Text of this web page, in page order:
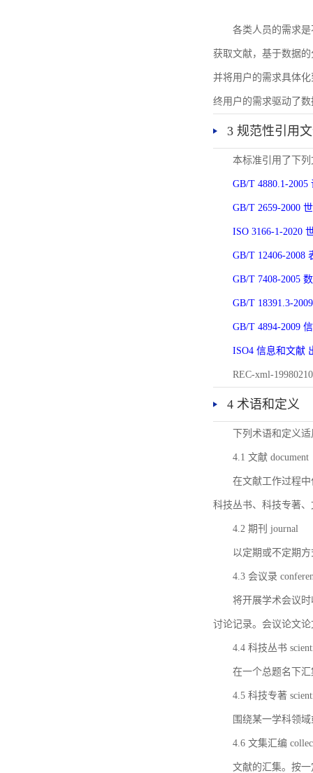
各类人员的需求
获取文献，基于数据
并将用户的需求具体
终用户的需求驱动了
3 规范性引用
本标准引用了下
GB/T 4880.1-
GB/T 2659-2000
ISO 3166-1-2020
GB/T 12406-2008
GB/T 7408-2005
GB/T 18391.3-
GB/T 4894-2009
ISO4 信息和文献
REC-xml-
4 术语和定义
下列术语和定义
4.1 文献 document
在文献工作过程
科技丛书、科技专著
4.2 期刊 journal
以定期或不定期
4.3 会议录
将开展学术会议
讨论记录。会议论文
4.4 科技丛书
在一个总题名下
4.5 科技专著
围绕某一学科领
4.6 文集汇编
文献的汇集。按